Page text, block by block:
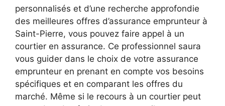
personnalisés et d’une recherche approfondie
des meilleures offres d’assurance emprunteur à
Saint-Pierre, vous pouvez faire appel à un
courtier en assurance. Ce professionnel saura
vous guider dans le choix de votre assurance
emprunteur en prenant en compte vos besoins
spécifiques et en comparant les offres du
marché. Même si le recours à un courtier peut